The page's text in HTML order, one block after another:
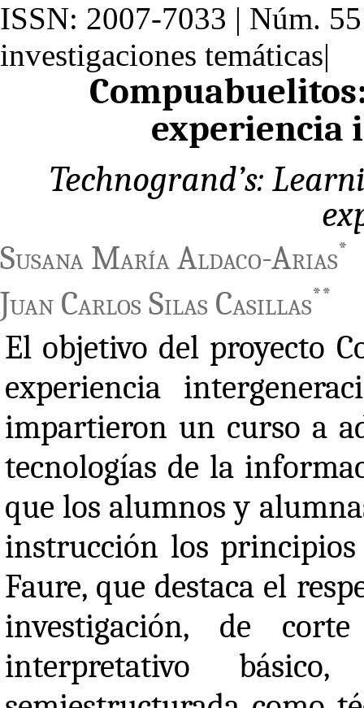
ISSN: 2007-7033 | Núm.
investigaciones temáticas|
experiencia
Technogrand’s:
Susana María Aldaco-Arias*
Juan Carlos Silas Casillas**
El objetivo del proyecto
experiencia
impartieron un curso a
tecnologías de la
que los alumnos y
instrucción los principios
Faure, que destaca el
investigación, de
interpretativo